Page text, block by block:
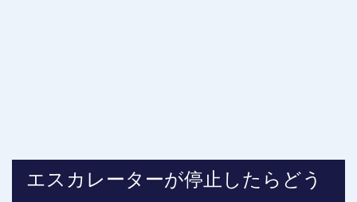
エスカレーターが停止したらどう